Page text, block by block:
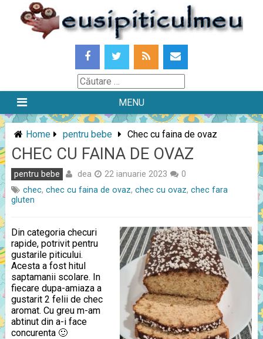
content
Căutare
MENU
Home pentru bebe Chec cu faina de ovaz
CHEC CU FAINA DE OVAZ
pentru bebe dea 22 ianuarie 2023
0
chec, chec cu faina de ovaz, chec cu ovaz, chec fara
gluten
Din categoria checuri
rapide, potrivit pentru
gustarile piticului.
Acesta a fost hitul
saptamanii scolare. In
fiecare dupa-amiaza a
gustarit 2 felii de chec
aromat. Cu greu m-am
abtinut din a-i face
concurenta 🙂